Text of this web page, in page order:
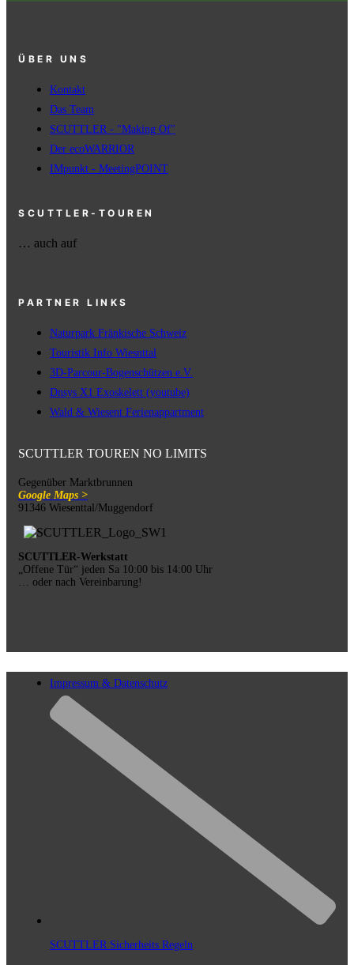
ÜBER UNS
Kontakt
Das Team
SCUTTLER - "Making Of"
Der ecoWARRIOR
IMpunkt - MeetingPOINT
SCUTTLER-TOUREN
… auch auf
PARTNER LINKS
Naturpark Fränkische Schweiz
Touristik Info Wiesnttal
3D-Parcour-Bogenschützen e.V.
Dnsys X1 Exoskelett (youtube)
Wald & Wiesent Ferienappartment
SCUTTLER TOUREN NO LIMITS
Gegenüber Marktbrunnen
Google Maps >
91346 Wiesenttal/Muggendorf
SCUTTLER-Werkstatt
„Offene Tür“ jeden Sa 10:00 bis 14:00 Uhr
… oder nach Vereinbarung!
Impressum & Datenschutz
SCUTTLER Sicherheits Regeln